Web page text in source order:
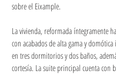
sobre el Eixample.
La vivienda, reformada íntegramente
con acabados de alta gama y
en tres dormitorios y dos baños,
cortesía. La suite principal cuenta con